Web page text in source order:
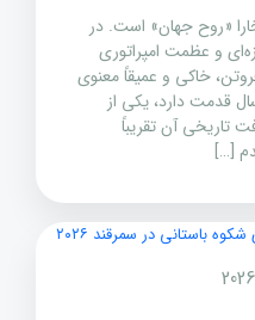
«روح جهان» است. در
و عظمت امپراتوری
خاکی و عمیقاً معنوی
این شهر که بیش از ۲۵۰۰ سال قدمت دارد، یکی از
تاریخی آن تقریباً
[…]